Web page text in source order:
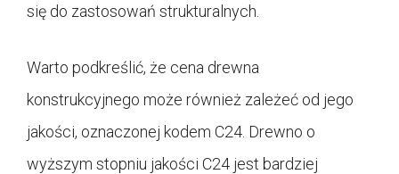
się do zastosowań strukturalnych.
Warto podkreślić, że cena drewna
konstrukcyjnego może również zależeć od jego
jakości, oznaczonej kodem C24. Drewno o
wyższym stopniu jakości C24 jest bardziej